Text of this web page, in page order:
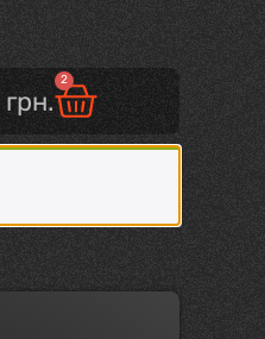
грн.
2